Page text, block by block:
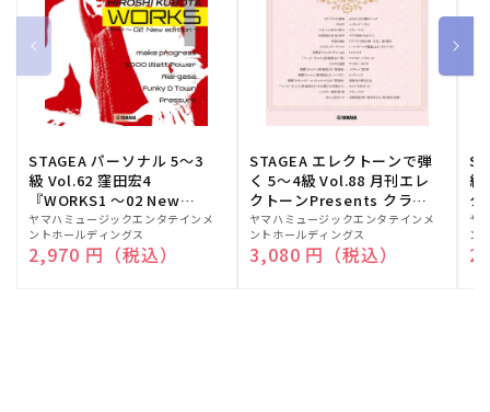
STAGEA パーソナル 5～3
級 Vol.62 窪田宏4
『WORKS1 ～02 New
edition～』
販
売
元:
ヤマハミュージックエンタテインメ
ントホールディングス
通常価格
2,970 円（税込）
STAGEA エレクトーンで弾
く 5～4級 Vol.88 月刊エレ
クトーンPresents クラシ
ック名曲集
販
売
元:
ヤマハミュージックエンタテインメ
ントホールディングス
通常価格
3,080 円（税込）
級
ク
販
売
元:
ヤ
ン